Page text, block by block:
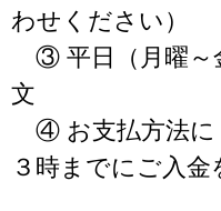
わせください）
③ 平日（月曜～
文
④ お支払方法に
３時までにご入